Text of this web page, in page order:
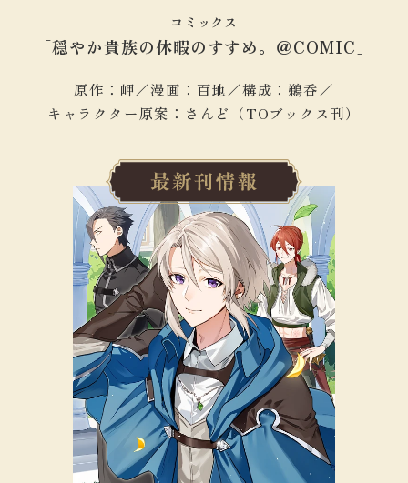
コミックス
「穏やか貴族の休暇のすすめ。＠COMIC」
原作：岬／漫画：百地／構成：鵜呑／
キャラクター原案：さんど（TOブックス刊）